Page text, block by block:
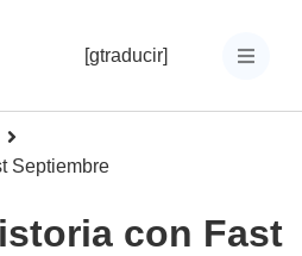
[gtraducir]
Septiembre
con Fast